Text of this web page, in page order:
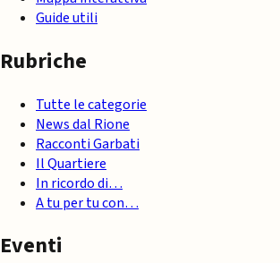
Guide utili
Rubriche
Tutte le categorie
News dal Rione
Racconti Garbati
Il Quartiere
In ricordo di…
A tu per tu con…
Eventi